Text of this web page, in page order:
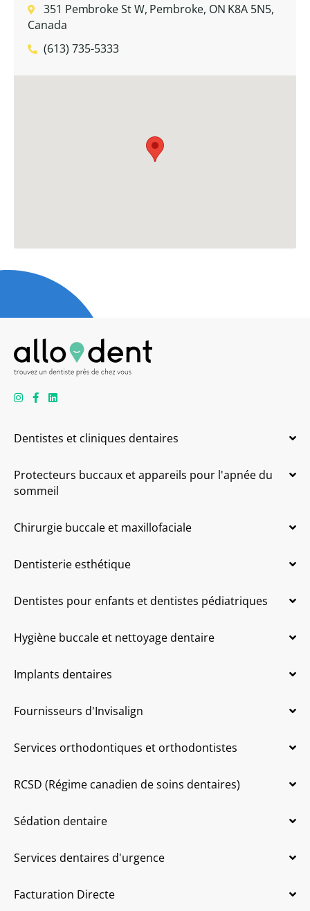
351 Pembroke St W, Pembroke, ON K8A 5N5,
Canada
(613) 735-5333
Dentistes et cliniques dentaires
Protecteurs buccaux et appareils pour l'apnée du
sommeil
Chirurgie buccale et maxillofaciale
Dentisterie esthétique
Dentistes pour enfants et dentistes pédiatriques
Hygiène buccale et nettoyage dentaire
Implants dentaires
Fournisseurs d'Invisalign
Services orthodontiques et orthodontistes
RCSD (Régime canadien de soins dentaires)
Sédation dentaire
Services dentaires d'urgence
Facturation Directe